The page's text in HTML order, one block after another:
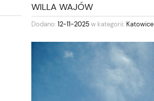
WILLA WAJÓW
Dodano: 12-11-2025w kategorii: Katowice